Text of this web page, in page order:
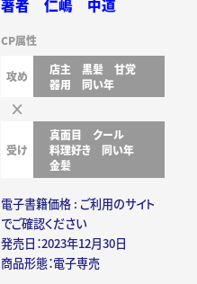
著者 仁嶋 中道
CP属性
攻め 店主 黒髪
甘党
器用
同い年
受け
真面目
クール
料理好き
同い年
金髪
電子書籍価格 : ご利用のサイト
でご確認ください
発売日：2023年12月30日
商品形態：電子専売